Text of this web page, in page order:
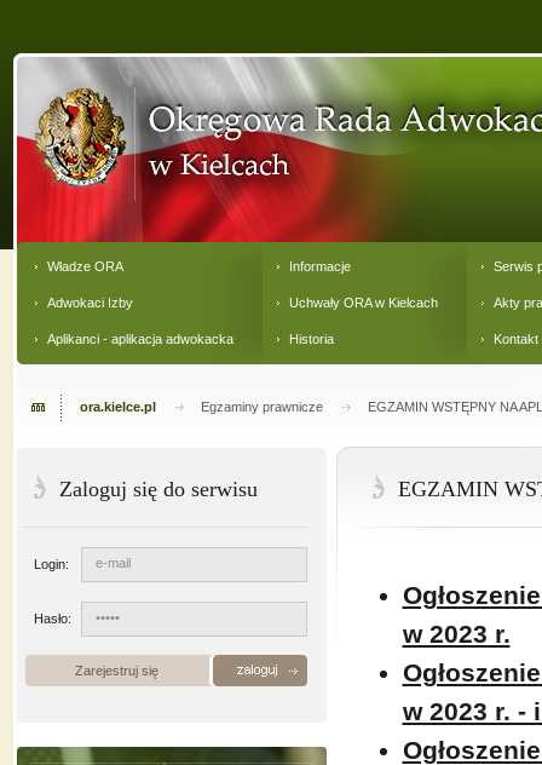
Władze ORA
Adwokaci Izby
Aplikanci - aplikacja adwokacka
Informacje
Uchwały ORA w Kielcach
Historia
Serwis
Akty
Kontakt
ora.kielce.pl Egzaminy prawnicze EGZAMIN WSTĘPNY NA
EGZAMIN
w 2023 r.
w 2023 r. -
Zaloguj się do serwisu
Login:
Hasło:
Zarejestruj się